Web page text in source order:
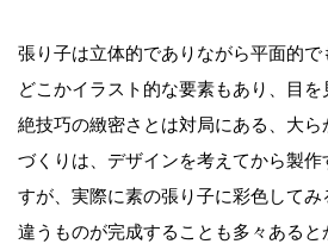
張り子は立体的でありながら平面的で
どこかイラスト的な要素もあり、目
絶技巧の緻密さとは対局にある、大
づくりは、デザインを考えてから製
すが、実際に素の張り子に彩色してみ
違うものが完成することも多々あると